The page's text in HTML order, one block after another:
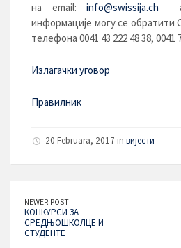
на email:info@swissija.ch а
информације могу се обратити
телефона 0041 43 222 48 38, 0041
Излагачки уговор
Правилник
20 Februara, 2017 in вијести
NEWER POST
КОНКУРСИ ЗА
СРЕДЊОШКОЛЦЕ И
СТУДЕНТЕ